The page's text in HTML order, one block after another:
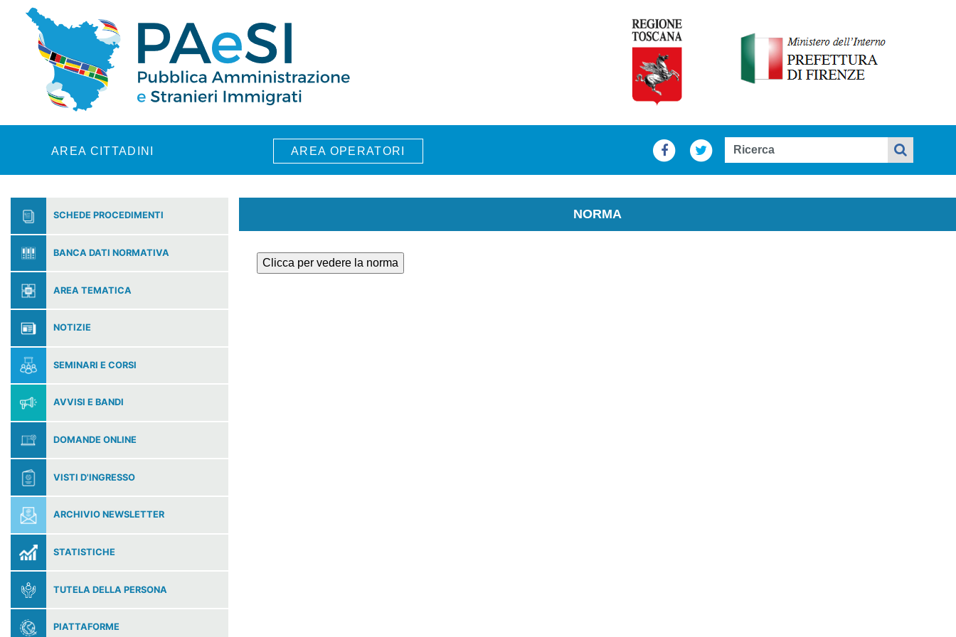
Skip to main content
AREA CITTADINI AREA OPERATORI
SCHEDE PROCEDIMENTI
BANCA DATI NORMATIVA
AREA TEMATICA
NOTIZIE
SEMINARI E CORSI
AVVISI E BANDI
DOMANDE ONLINE
VISTI D'INGRESSO
ARCHIVIO NEWSLETTER
STATISTICHE
TUTELA DELLA PERSONA
PIATTAFORME
NORMA
Clicca per vedere la norma